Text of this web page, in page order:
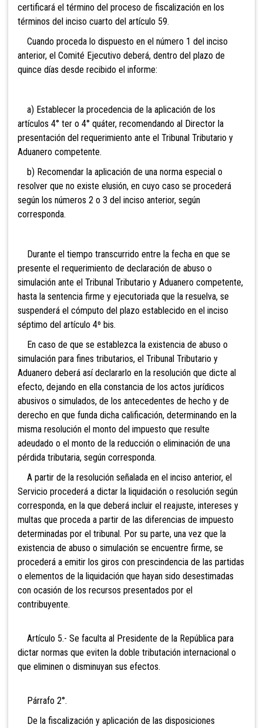
certificará el término del proceso de fiscalización en los
términos del inciso cuarto del artículo 59.
Cuando proceda lo dispuesto en el número 1 del inciso
anterior, el Comité Ejecutivo deberá, dentro del plazo de
quince días desde recibido el informe:
a) Establecer la procedencia de la aplicación de los
artículos 4° ter o 4° quáter, recomendando al Director la
presentación del requerimiento ante el Tribunal Tributario y
Aduanero competente.
b) Recomendar la aplicación de una norma especial o
resolver que no existe elusión, en cuyo caso se procederá
según los números 2 o 3 del inciso anterior, según
corresponda.
Durante el tiempo transcurrido entre la fecha en que se
presente el requerimiento de declaración de abuso o
simulación ante el Tribunal Tributario y Aduanero competente,
hasta la sentencia firme y ejecutoriada que la resuelva, se
suspenderá el cómputo del plazo establecido en el inciso
séptimo del artículo 4º bis.
En caso de que se establezca la existencia de abuso o
simulación para fines tributarios, el Tribunal Tributario y
Aduanero deberá así declararlo en la resolución que dicte al
efecto, dejando en ella constancia de los actos jurídicos
abusivos o simulados, de los antecedentes de hecho y de
derecho en que funda dicha calificación, determinando en la
misma resolución el monto del impuesto que resulte
adeudado o el monto de la reducción o eliminación de una
pérdida tributaria, según corresponda.
A partir de la resolución señalada en el inciso anterior, el
Servicio procederá a dictar la liquidación o resolución según
corresponda, en la que deberá incluir el reajuste, intereses y
multas que proceda a partir de las diferencias de impuesto
determinadas por el tribunal. Por su parte, una vez que la
existencia de abuso o simulación se encuentre firme, se
procederá a emitir los giros con prescindencia de las partidas
o elementos de la liquidación que hayan sido desestimadas
con ocasión de los recursos presentados por el
contribuyente.
Artículo 5.- Se faculta al Presidente de la República para
dictar normas que eviten la doble tributación internacional o
que eliminen o disminuyan sus efectos.
Párrafo 2°.
De la fiscalización y aplicación de las disposiciones